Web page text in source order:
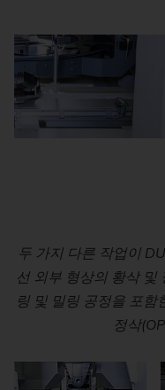
두 가지 다른 작업이
선 외부 형상의 황삭 및
링 및 밀링 공정을 포
정삭
두 가지 다른 작업이
선 외부 형상의 황삭 및
링 및 밀링 공정을 포
정삭
우리의 전문가들은 전
한 고효율